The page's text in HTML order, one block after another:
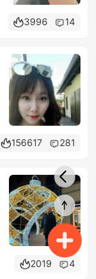
3996 14
156617 281
2019 4